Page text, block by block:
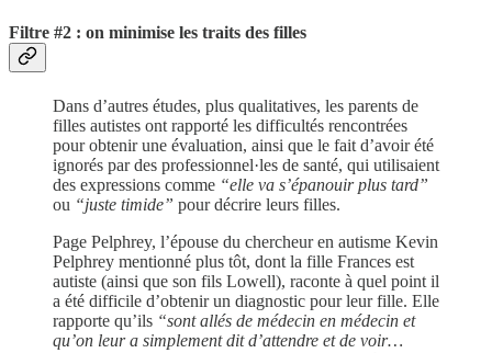
Filtre #2 : on minimise les traits des filles
Dans d’autres études, plus qualitatives, les parents de
filles autistes ont rapporté les difficultés rencontrées
pour obtenir une évaluation, ainsi que le fait d’avoir été
ignorés par des professionnel·les de santé, qui utilisaient
des expressions comme “elle va s’épanouir plus tard”
ou “juste timide” pour décrire leurs filles.
Page Pelphrey, l’épouse du chercheur en autisme Kevin
Pelphrey mentionné plus tôt, dont la fille Frances est
autiste (ainsi que son fils Lowell), raconte à quel point il
a été difficile d’obtenir un diagnostic pour leur fille. Elle
rapporte qu’ils “sont allés de médecin en médecin et
qu’on leur a simplement dit d’attendre et de voir…